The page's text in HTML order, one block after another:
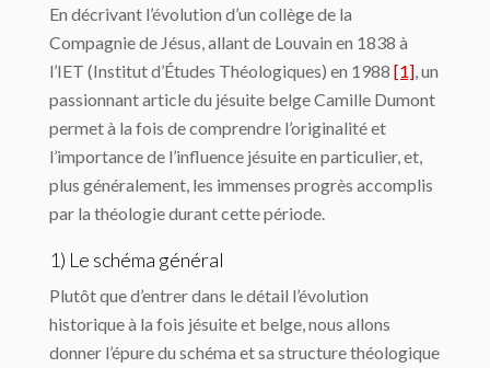
En décrivant l’évolution d’un collège de la
Compagnie de Jésus, allant de Louvain en 1838 à
l’IET (Institut d’Études Théologiques) en 1988 [1] , un
passionnant article du jésuite belge Camille Dumont
permet à la fois de comprendre l’originalité et
l’importance de l’influence jésuite en particulier, et,
plus généralement, les immenses progrès accomplis
par la théologie durant cette période.
1) Le schéma général
Plutôt que d’entrer dans le détail l’évolution
historique à la fois jésuite et belge, nous allons
donner l’épure du schéma et sa structure théologique